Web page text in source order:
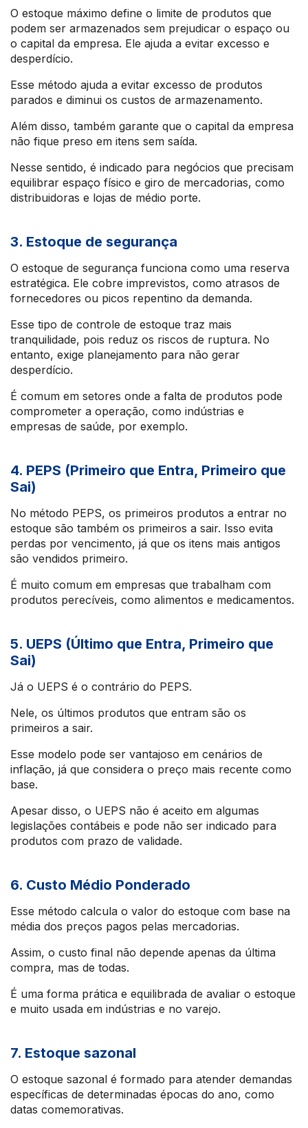
O estoque máximo define o limite de produtos que
podem ser armazenados sem prejudicar o espaço ou
o capital da empresa. Ele ajuda a evitar excesso e
desperdício.
Esse método ajuda a evitar excesso de produtos
parados e diminui os custos de armazenamento.
Além disso, também garante que o capital da empresa
não fique preso em itens sem saída.
Nesse sentido, é indicado para negócios que precisam
equilibrar espaço físico e giro de mercadorias, como
distribuidoras e lojas de médio porte.
3. Estoque de segurança
O estoque de segurança funciona como uma reserva
estratégica. Ele cobre imprevistos, como atrasos de
fornecedores ou picos repentino da demanda.
Esse tipo de controle de estoque traz mais
tranquilidade, pois reduz os riscos de ruptura. No
entanto, exige planejamento para não gerar
desperdício.
É comum em setores onde a falta de produtos pode
comprometer a operação, como indústrias e
empresas de saúde, por exemplo.
4. PEPS (Primeiro que Entra, Primeiro que
Sai)
No método PEPS, os primeiros produtos a entrar no
estoque são também os primeiros a sair. Isso evita
perdas por vencimento, já que os itens mais antigos
são vendidos primeiro.
É muito comum em empresas que trabalham com
produtos perecíveis, como alimentos e medicamentos.
5. UEPS (Último que Entra, Primeiro que
Sai)
Já o UEPS é o contrário do PEPS.
Nele, os últimos produtos que entram são os
primeiros a sair.
Esse modelo pode ser vantajoso em cenários de
inflação, já que considera o preço mais recente como
base.
Apesar disso, o UEPS não é aceito em algumas
legislações contábeis e pode não ser indicado para
produtos com prazo de validade.
6. Custo Médio Ponderado
Esse método calcula o valor do estoque com base na
média dos preços pagos pelas mercadorias.
Assim, o custo final não depende apenas da última
compra, mas de todas.
É uma forma prática e equilibrada de avaliar o estoque
e muito usada em indústrias e no varejo.
7. Estoque sazonal
O estoque sazonal é formado para atender demandas
específicas de determinadas épocas do ano, como
datas comemorativas.